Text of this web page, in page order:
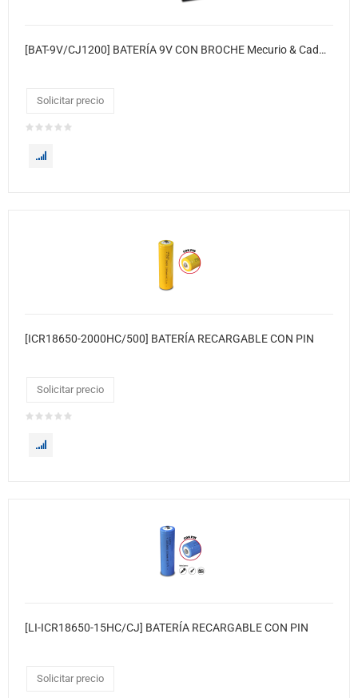
[BAT-9V/CJ1200] BATERÍA 9V CON BROCHE Mecurio & Cadmio (Hg & Cd)
Solicitar precio
[ICR18650-2000HC/500] BATERÍA RECARGABLE CON PIN
Solicitar precio
[LI-ICR18650-15HC/CJ] BATERÍA RECARGABLE CON PIN
Solicitar precio